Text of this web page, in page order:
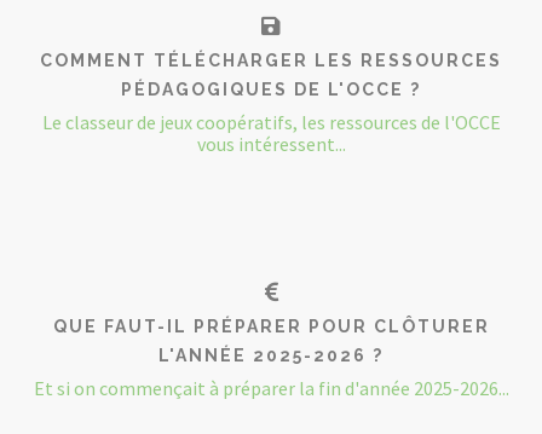
COMMENT TÉLÉCHARGER LES RESSOURCES
PÉDAGOGIQUES DE L'OCCE ?
Le classeur de jeux coopératifs, les ressources de l'OCCE
vous intéressent...
QUE FAUT-IL PRÉPARER POUR CLÔTURER
L'ANNÉE 2025-2026 ?
Et si on commençait à préparer la fin d'année 2025-2026...